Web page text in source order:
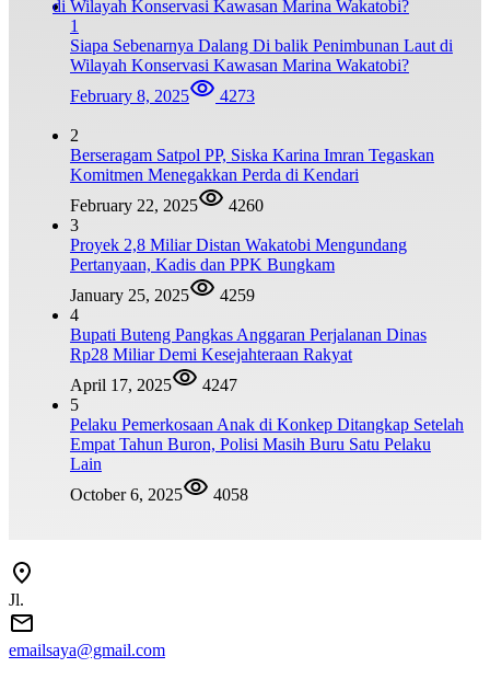
1
Siapa Sebenarnya Dalang Di balik Penimbunan Laut di
Wilayah Konservasi Kawasan Marina Wakatobi?
February 8, 2025
4273
2
Berseragam Satpol PP, Siska Karina Imran Tegaskan
Komitmen Menegakkan Perda di Kendari
February 22, 2025
4260
3
Proyek 2,8 Miliar Distan Wakatobi Mengundang
Pertanyaan, Kadis dan PPK Bungkam
January 25, 2025
4259
4
Bupati Buteng Pangkas Anggaran Perjalanan Dinas
Rp28 Miliar Demi Kesejahteraan Rakyat
April 17, 2025
4247
5
Pelaku Pemerkosaan Anak di Konkep Ditangkap Setelah
Empat Tahun Buron, Polisi Masih Buru Satu Pelaku
Lain
October 6, 2025
4058
Jl.
emailsaya@gmail.com